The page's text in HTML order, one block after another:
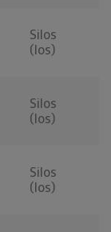
Silos
(los)
Silos
(los)
Silos
(los)